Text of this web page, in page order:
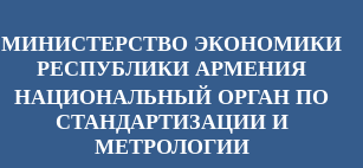
МИНИСТЕРСТВО ЭКОНОМИКИ
РЕСПУБЛИКИ АРМЕНИЯ
НАЦИОНАЛЬНЫЙ ОРГАН ПО
СТАНДАРТИЗАЦИИ И
МЕТРОЛОГИИ